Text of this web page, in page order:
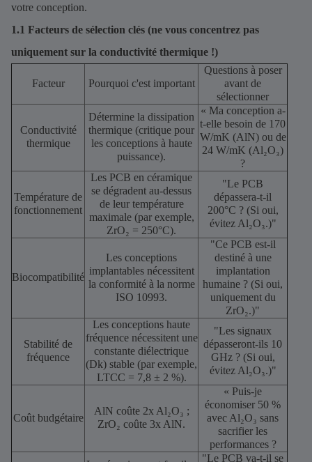
votre conception.
1.1 Facteurs de sélection clés (ne vous concentrez pas
uniquement sur la conductivité thermique !)
Facteur Pourquoi c'est important
Questions à poser
avant de
sélectionner
Conductivité
thermique
Détermine la dissipation
thermique (critique pour
les conceptions à haute
puissance).
« Ma conception a-
t-elle besoin de 170
W/mK (AlN) ou de
24 W/mK (Al₂O₃)
?
Température de
fonctionnement
Les PCB en céramique
se dégradent au-dessus
de leur température
maximale (par exemple,
ZrO₂ = 250°C).
"Le PCB
dépassera-t-il
200°C ? (Si oui,
évitez Al₂O₃.)"
Biocompatibilité
Les conceptions
implantables nécessitent
la conformité à la norme
ISO 10993.
"Ce PCB est-il
destiné à une
implantation
humaine ? (Si oui,
uniquement du
ZrO₂.)"
Stabilité de
fréquence
Les conceptions haute
fréquence nécessitent une
constante diélectrique
(Dk) stable (par exemple,
LTCC = 7,8 ± 2 %).
"Les signaux
dépasseront-ils 10
GHz ? (Si oui,
évitez Al₂O₃.)"
Coût budgétaire
AlN coûte 2x Al₂O₃ ;
ZrO₂ coûte 3x AlN.
« Puis-je
économiser 50 %
avec Al₂O₃ sans
sacrifier les
performances ?
"Le PCB va-t-il se